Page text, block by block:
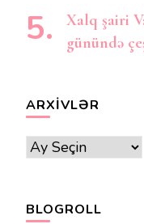
Xalq şairi
günündə
ARXIVLƏR
Arxivlər
BLOGROLL